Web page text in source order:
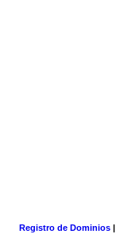
Registro de Dominios|